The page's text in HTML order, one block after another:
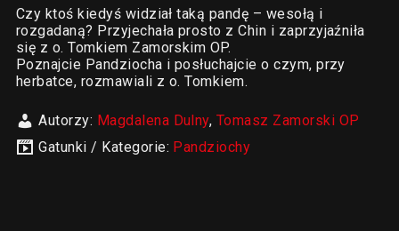
Czy ktoś kiedyś widział taką pandę – wesołą i
rozgadaną? Przyjechała prosto z Chin i zaprzyjaźniła
się z o. Tomkiem Zamorskim OP.
Poznajcie Pandziocha i posłuchajcie o czym, przy
herbatce, rozmawiali z o. Tomkiem.
Autorzy: Magdalena Dulny, Tomasz Zamorski OP
Gatunki / Kategorie: Pandziochy